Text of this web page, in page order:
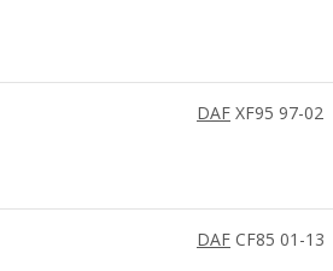
DAF XF95 97-02
DAF CF85 01-13